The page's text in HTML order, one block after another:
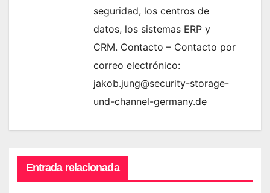
seguridad, los centros de
datos, los sistemas ERP y
CRM. Contacto – Contacto por
correo electrónico:
jakob.jung@security-storage-
und-channel-germany.de
Entrada relacionada